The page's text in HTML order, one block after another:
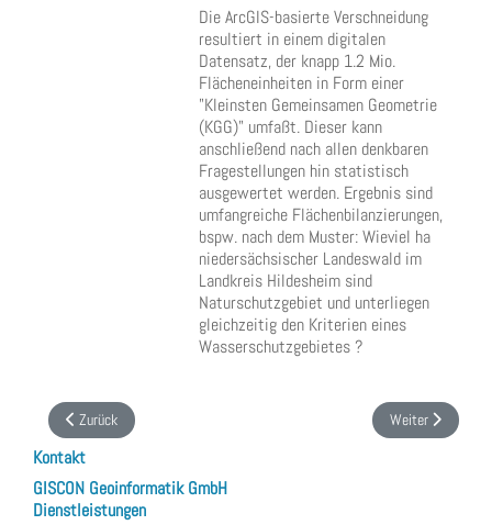
Die ArcGIS-basierte Verschneidung
resultiert in einem digitalen
Datensatz, der knapp 1.2 Mio.
Flächeneinheiten in Form einer
"Kleinsten Gemeinsamen Geometrie
(KGG)" umfaßt. Dieser kann
anschließend nach allen denkbaren
Fragestellungen hin statistisch
ausgewertet werden. Ergebnis sind
umfangreiche Flächenbilanzierungen,
bspw. nach dem Muster: Wieviel ha
niedersächsischer Landeswald im
Landkreis Hildesheim sind
Naturschutzgebiet und unterliegen
gleichzeitig den Kriterien eines
Wasserschutzgebietes ?
Vorheriger Beitrag: Software-Entwicklung für das LFU Bayern: Erweiterung
Zurück Nächster
Weiter
Kontakt
GISCON Geoinformatik GmbH
Dienstleistungen